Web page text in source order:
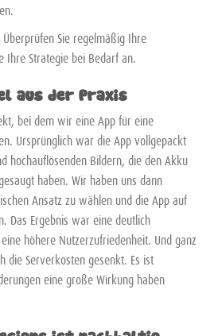
Überprüfen Sie regelmäßig Ihre
Ihre Strategie bei Bedarf an.
aus der Praxis
bei dem wir eine App für eine
Ursprünglich war die App vollgepackt
hochauflösenden Bildern, die den Akku
haben. Wir haben uns dann
Ansatz zu wählen und die App auf
Das Ergebnis war eine deutlich
höhere Nutzerzufriedenheit. Und ganz
die Serverkosten gesenkt. Es ist
eine große Wirkung haben